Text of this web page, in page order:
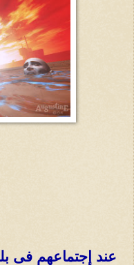
عند إجتماعهم فى